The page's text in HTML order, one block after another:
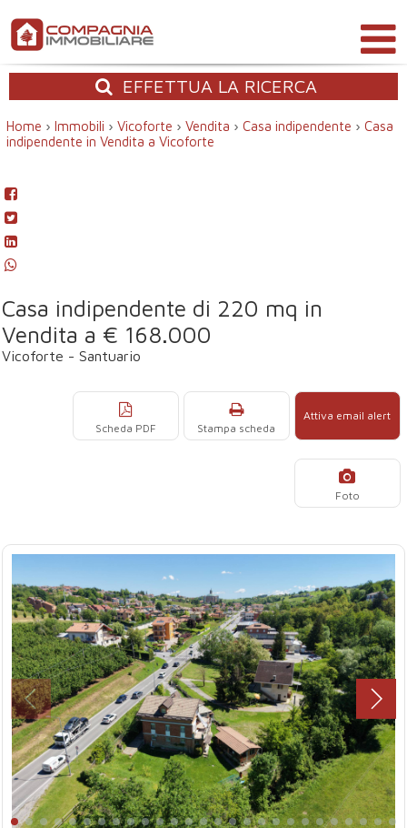
EFFETTUA LA RICERCA
Home › Immobili › Vicoforte › Vendita › Casa indipendente › Casa
indipendente in Vendita a Vicoforte
Casa indipendente di 220 mq in
Vendita a € 168.000
Vicoforte - Santuario
Attiva email alert
Stampa scheda
Scheda PDF
Foto